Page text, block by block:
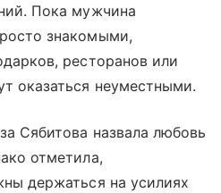
Пока мужчина
знакомыми,
ресторанов или
оказаться неуместными.
Сябитова назвала любовь
отметила,
держаться на усилиях